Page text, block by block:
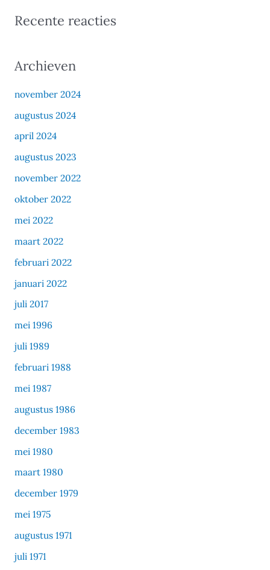
Recente reacties
Archieven
november 2024
augustus 2024
april 2024
augustus 2023
november 2022
oktober 2022
mei 2022
maart 2022
februari 2022
januari 2022
juli 2017
mei 1996
juli 1989
februari 1988
mei 1987
augustus 1986
december 1983
mei 1980
maart 1980
december 1979
mei 1975
augustus 1971
juli 1971